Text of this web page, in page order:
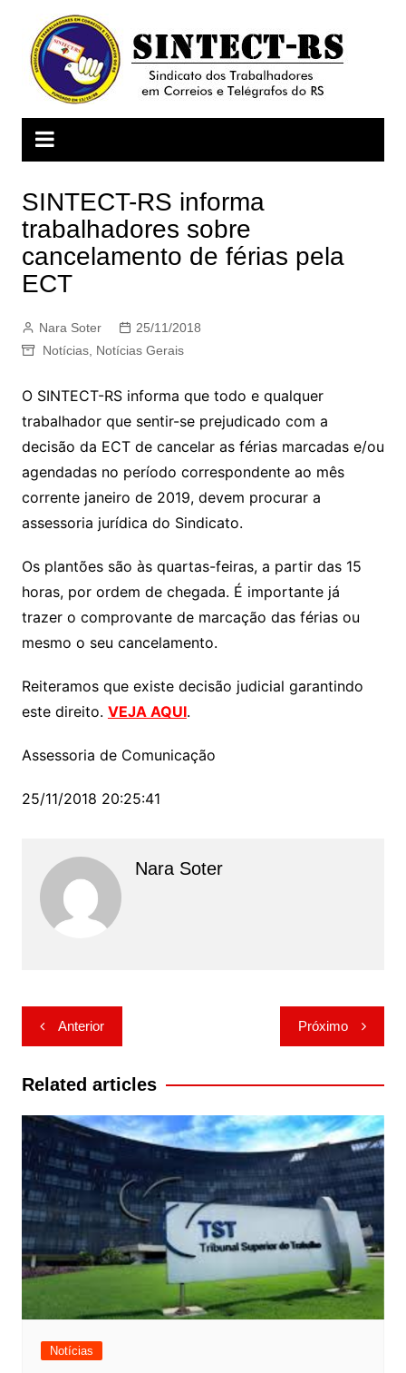
conteúdo
SINTECT-RS informa
trabalhadores sobre
cancelamento de férias pela
ECT
Nara Soter
25/11/2018
Notícias, Notícias Gerais
O SINTECT-RS informa que todo e qualquer
trabalhador que sentir-se prejudicado com a
decisão da ECT de cancelar as férias marcadas e/ou
agendadas no período correspondente ao mês
corrente janeiro de 2019, devem procurar a
assessoria jurídica do Sindicato.
Os plantões são às quartas-feiras, a partir das 15
horas, por ordem de chegada. É importante já
trazer o comprovante de marcação das férias ou
mesmo o seu cancelamento.
Reiteramos que existe decisão judicial garantindo
este direito. VEJA AQUI.
Assessoria de Comunicação
25/11/2018 20:25:41
Nara Soter
Navegação
de
Post
Anterior Próximo
Related articles
Notícias